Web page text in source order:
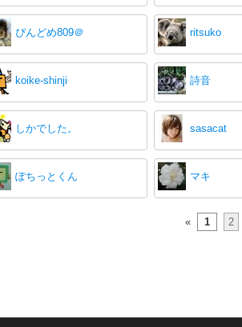
ぴんどめ809＠ ritsuko
koike-shinji 詩音
しかでした。 sasacat
ぽちっとくん マキ
« 1 2